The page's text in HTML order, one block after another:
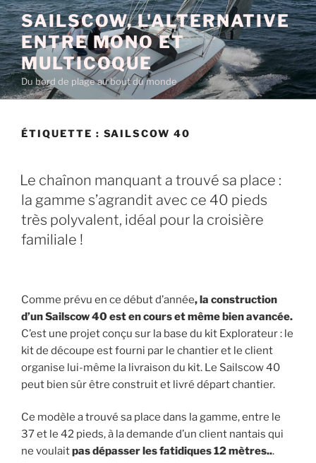
Aller
au
contenu
principal
SAILSCOW, L'ALTERNATIVE
ENTRE MONO ET
MULTICOQUE
Du bord de plage au bout du monde
ÉTIQUETTE : SAILSCOW 40
PUBLIÉ
LE
Le chaînon manquant a trouvé sa place :
la gamme s’agrandit avec ce 40 pieds
très polyvalent, idéal pour la croisière
familiale !
Comme prévu en ce début d’année, la construction
d’un Sailscow 40 est en cours et même bien avancée.
C’est une projet conçu sur la base du kit Explorateur : le
kit de découpe est fourni par le chantier et le client
organise lui-même la livraison du kit. Le Sailscow 40
peut bien sûr être construit et livré départ chantier.
Ce modèle a trouvé sa place dans la gamme, entre le
37 et le 42 pieds, à la demande d’un client nantais qui
ne voulaitpas dépasser les fatidiques 12 mètres...